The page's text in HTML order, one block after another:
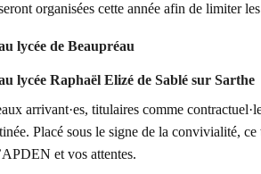
organisées cette année afin de limiter
lycée de Beaupréau
lycée Raphaël Elizé de Sablé sur Sarthe
arrivant·es, titulaires comme
Placé sous le signe de la convivialité,
APDEN et vos attentes.